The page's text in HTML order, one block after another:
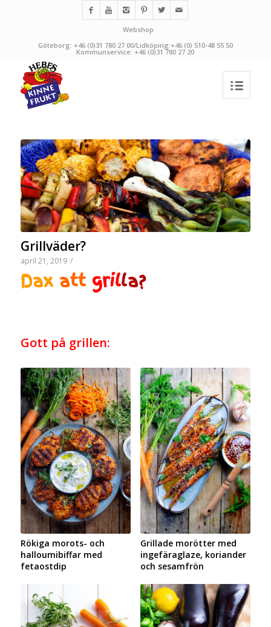
Webshop
Göteborg: +46 (0)31 780 27 00/Lidköping:+46 (0) 510-48 55 50
Kommunservice: +46 (0)31 780 27 20
Grillväder?
april 21, 2019 /
Dax attgrilla?
Gott på grillen:
Rökiga morots- och
halloumibiffar med
fetaostdip
Grillade morötter med
ingefäraglaze, koriander
och sesamfrön